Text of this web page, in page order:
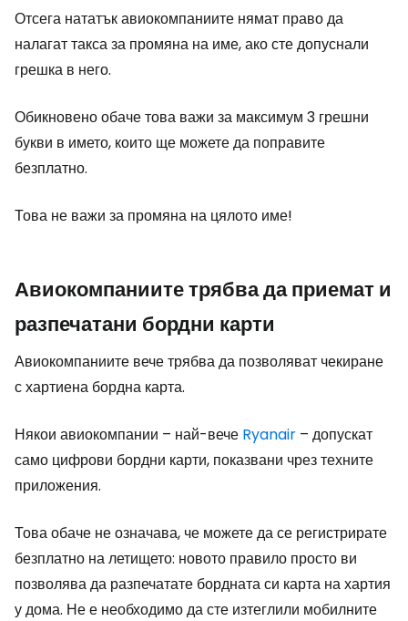
Отсега нататък авиокомпаниите нямат право да
налагат такса за промяна на име, ако сте допуснали
грешка в него.
Обикновено обаче това важи за максимум 3 грешни
букви в името, които ще можете да поправите
безплатно.
Това не важи за промяна на цялото име!
Авиокомпаниите трябва да приемат и
разпечатани бордни карти
Авиокомпаниите вече трябва да позволяват чекиране
с хартиена бордна карта.
Някои авиокомпании – най-вече Ryanair – допускат
само цифрови бордни карти, показвани чрез техните
приложения.
Това обаче не означава, че можете да се регистрирате
безплатно на летището: новото правило просто ви
позволява да разпечатате бордната си карта на хартия
у дома. Не е необходимо да сте изтеглили мобилните